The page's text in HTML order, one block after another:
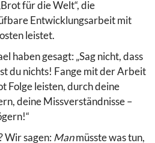
für die Welt“, die
Entwicklungsarbeit mit
leistet.
haben gesagt: „Sag nicht, dass
du nichts! Fange mit der Arbeit
Folge leisten, durch deine
deine Missverständnisse –
Wir sagen: Manmüsste was tun,